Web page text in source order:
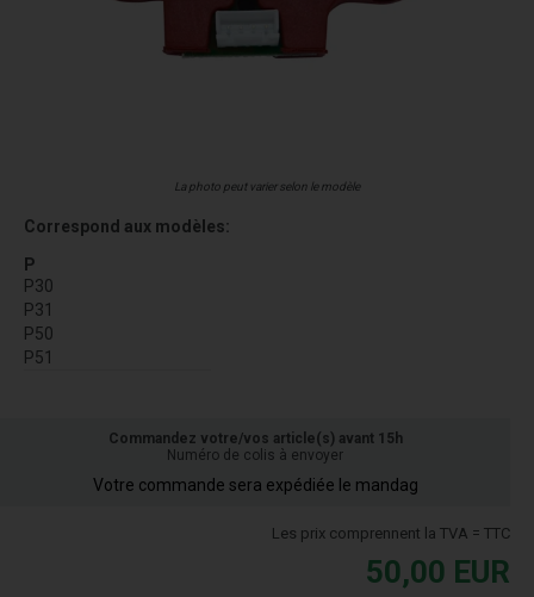
La photo peut varier selon le modèle
Correspond aux modèles:
P
P30
P31
P50
P51
Commandez votre/vos article(s) avant 15h
Numéro de colis à envoyer
Votre commande sera expédiée le mandag
Les prix comprennent la TVA = TTC
50,00 EUR